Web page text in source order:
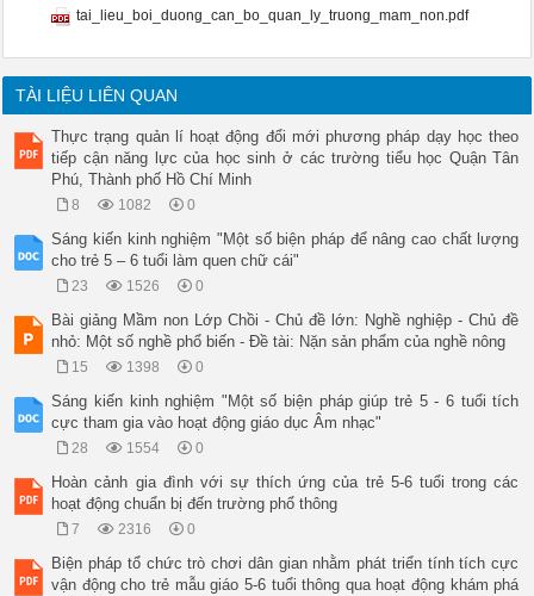
tai_lieu_boi_duong_can_bo_quan_ly_truong_mam_non.pdf
TÀI LIỆU LIÊN QUAN
Thực trạng quản lí hoạt động đổi mới phương pháp dạy học theo
tiếp cận năng lực của học sinh ở các trường tiểu học Quận Tân
Phú, Thành phố Hồ Chí Minh
8 1082 0
Sáng kiến kinh nghiệm "Một số biện pháp để nâng cao chất lượng
cho trẻ 5 – 6 tuổi làm quen chữ cái"
23 1526 0
Bài giảng Mầm non Lớp Chồi - Chủ đề lớn: Nghề nghiệp - Chủ đề
nhỏ: Một số nghề phổ biến - Đề tài: Nặn sản phẩm của nghề nông
15 1398 0
Sáng kiến kinh nghiệm "Một số biện pháp giúp trẻ 5 - 6 tuổi tích
cực tham gia vào hoạt động giáo dục Âm nhạc"
28 1554 0
Hoàn cảnh gia đình với sự thích ứng của trẻ 5-6 tuổi trong các
hoạt động chuẩn bị đến trường phổ thông
7 2316 0
Biện pháp tổ chức trò chơi dân gian nhằm phát triển tính tích cực
vận động cho trẻ mẫu giáo 5-6 tuổi thông qua hoạt động khám phá